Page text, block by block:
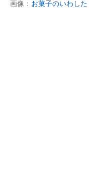
画像： お菓子のいわした